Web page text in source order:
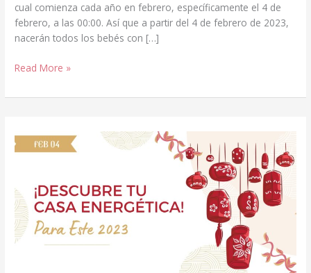
cual comienza cada año en febrero, específicamente el 4 de
febrero, a las 00:00. Así que a partir del 4 de febrero de 2023,
nacerán todos los bebés con […]
¿CÓMO
LA
LOS
BAJO
EL
NUEVO
AÑO
Read More »